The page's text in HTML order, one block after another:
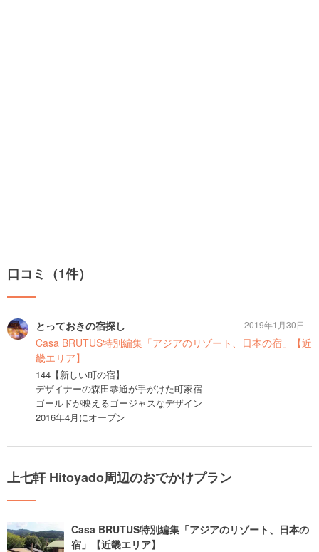
口コミ（1件）
とっておきの宿探し
Casa BRUTUS特別編集「アジアのリゾート、日本の宿」【近
畿エリア】
144【新しい町の宿】
デザイナーの森田恭通が手がけた町家宿
ゴールドが映えるゴージャスなデザイン
2016年4月にオープン
2019年1月30日
上七軒 Hitoyado周辺のおでかけプラン
Casa BRUTUS特別編集「アジアのリゾート、日本の
宿」【近畿エリア】